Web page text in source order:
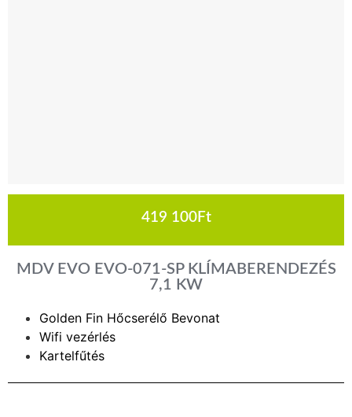
419 100Ft
MDV EVO EVO-071-SP KLÍMABERENDEZÉS
7,1 KW
Golden Fin Hőcserélő Bevonat
Wifi vezérlés
Kartelfűtés